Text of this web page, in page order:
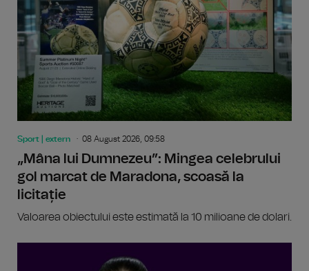
Sport | extern 08 August 2026, 09:58
„Mâna lui Dumnezeu”: Mingea celebrului
gol marcat de Maradona, scoasă la
licitație
Valoarea obiectului este estimată la 10 milioane de dolari.